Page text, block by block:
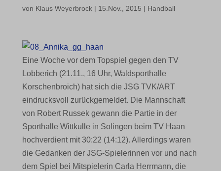
von Klaus Weyerbrock| 15.Nov., 2015 | Handball
Eine Woche vor dem Topspiel gegen den TV
Lobberich (21.11., 16 Uhr, Waldsporthalle
Korschenbroich) hat sich die JSG TVK/ART
eindrucksvoll zurückgemeldet. Die Mannschaft
von Robert Russek gewann die Partie in der
Sporthalle Wittkulle in Solingen beim TV Haan
hochverdient mit 30:22 (14:12). Allerdings waren
die Gedanken der JSG-Spielerinnen vor und nach
dem Spiel bei Mitspielerin Carla Herrmann, die